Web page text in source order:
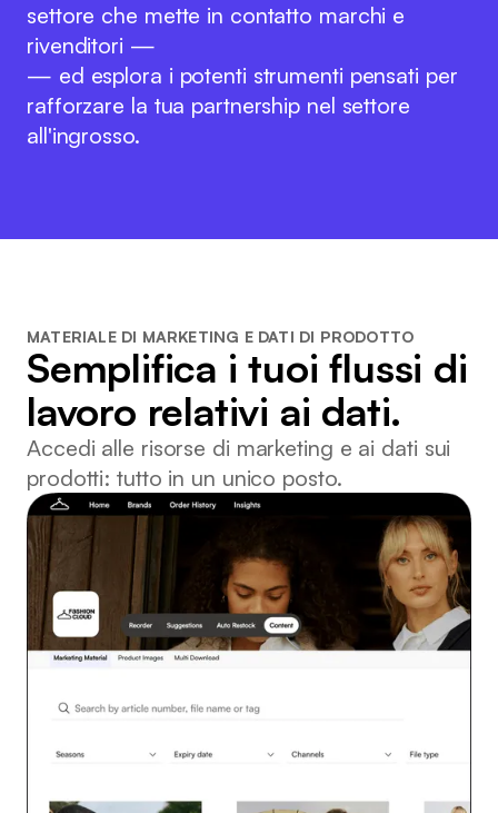
settore che mette in contatto marchi e
rivenditori —
— ed esplora i potenti strumenti pensati per
rafforzare la tua partnership nel settore
all'ingrosso.
MATERIALE DI MARKETING E DATI DI PRODOTTO
Semplifica i tuoi flussi di
lavoro relativi ai dati.
Accedi alle risorse di marketing e ai dati sui
prodotti: tutto in un unico posto.